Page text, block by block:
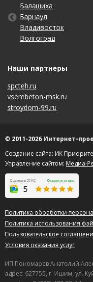
Балашиха
Барнаул
Владивосток
Волгоград
Кемерово
Киров
Краснодар
Красноярск
Оренбург
Пенза
Пермь
Ростов-на-Дону
Томск
Тула
Тюмень
Ульяновск
Наши партнеры
spcteh.ru
vsembeton-msk.ru
stroydom-99.ru
© 2011-2026 Интернет-
Создание сайта: ИК
Управление сайтом: Медиа-
Политика обработки
Политика использования
Пользовательское
Условия оказания услуг
ИП Пономарев Анатолий
адрес: 627755, г. Ишим, ул.